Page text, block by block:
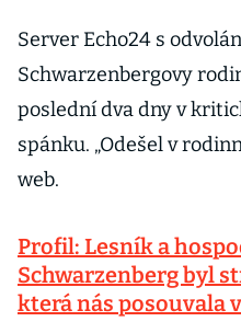
Server Echo24 s
Schwarzenbergovy
poslední dva dny v
spánku. „Odešel v
web.
Profil: Lesník a
Schwarzenberg byl
která nás posouvala